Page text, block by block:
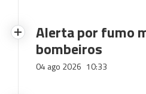
Alerta por fumo
bombeiros
04 ago 2026 10:33